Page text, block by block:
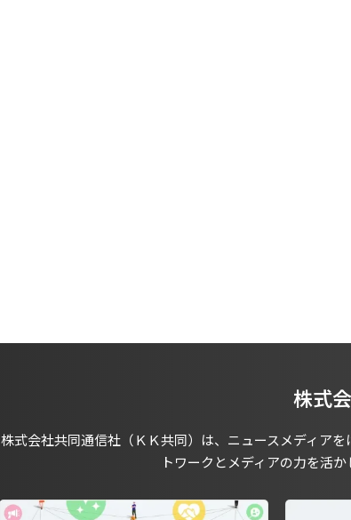
株式
株式会社共同通信社（ＫＫ共同）は、ニュースメディア
トワークとメディアの力を活